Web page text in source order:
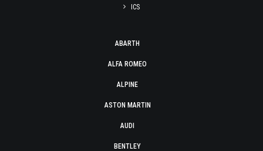
ICS
ABARTH
ALFA ROMEO
ALPINE
ASTON MARTIN
AUDI
BENTLEY